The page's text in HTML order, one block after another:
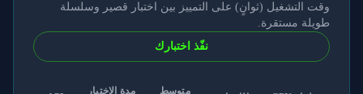
وقت التشغيل (ثوانٍ) على التمييز بين اختبار قصير وسلسلة
طويلة مستقرة.
نفّذ اختبارك
متوسط
مدة الاختبار